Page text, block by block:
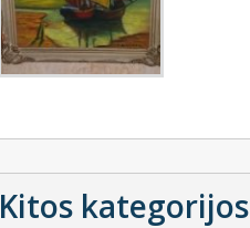
Kitos kategorijos